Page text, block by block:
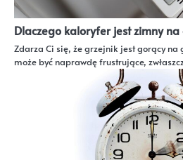
Dlaczego kaloryfer jest zimny na
Zdarza Ci się, że grzejnik jest gorący na
może być naprawdę frustrujące,